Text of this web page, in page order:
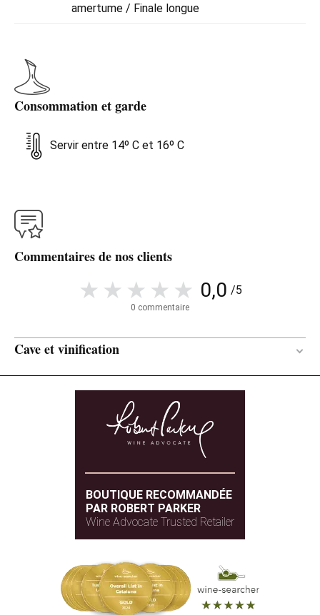
amertume / Finale longue
Consommation et garde
Servir entre 14º C et 16º C
Commentaires de nos clients
0,0 /5
0 commentaire
Cave et vinification
Chêne américain et français
BOUTIQUE RECOMMANDÉE
PAR ROBERT PARKER
Wine Advocate Trusted Retailer